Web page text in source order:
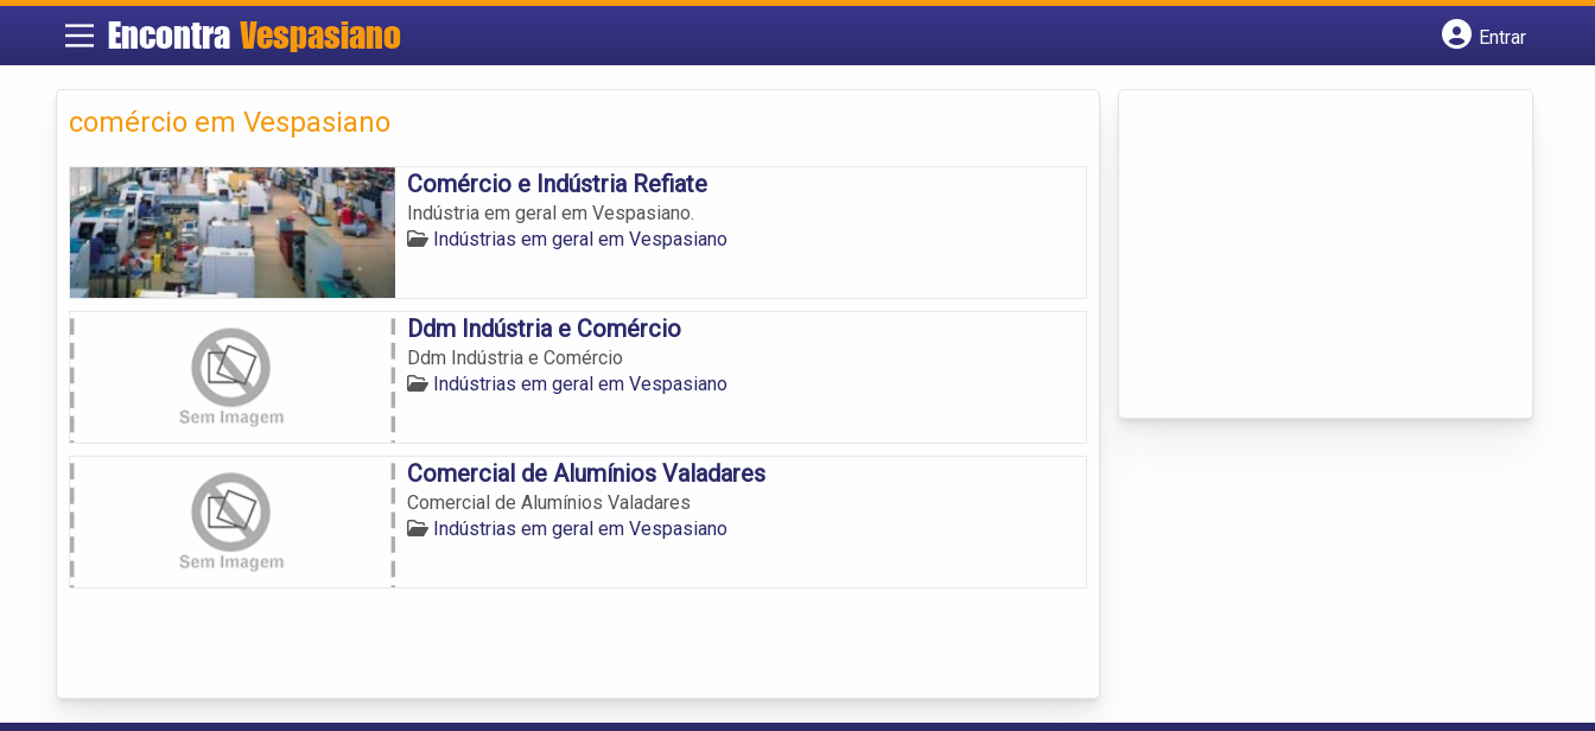
Encontra Vespasiano
Entrar
comércio em Vespasiano
Comércio e Indústria Refiate
Indústria em geral em Vespasiano.
Indústrias em geral em Vespasiano
Ddm Indústria e Comércio
Ddm Indústria e Comércio
Indústrias em geral em Vespasiano
Comercial de Alumínios Valadares
Comercial de Alumínios Valadares
Indústrias em geral em Vespasiano